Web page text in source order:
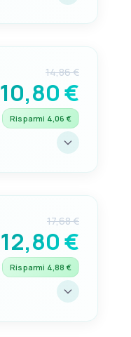
14,86 €
10,80 €
Risparmi 4,06 €
17,68 €
12,80 €
Risparmi 4,88 €